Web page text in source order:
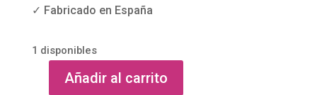
✓ Fabricado en España
1 disponibles
Vestido
Añadir al carrito